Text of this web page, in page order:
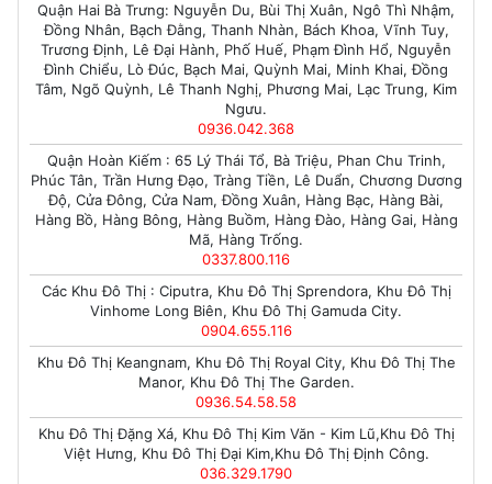
Quận Hai Bà Trưng: Nguyễn Du, Bùi Thị Xuân, Ngô Thì Nhậm,
Đồng Nhân, Bạch Đằng, Thanh Nhàn, Bách Khoa, Vĩnh Tuy,
Trương Định, Lê Đại Hành, Phố Huế, Phạm Đình Hổ, Nguyễn
Đình Chiểu, Lò Đúc, Bạch Mai, Quỳnh Mai, Minh Khai, Đồng
Tâm, Ngõ Quỳnh, Lê Thanh Nghị, Phương Mai, Lạc Trung, Kim
Ngưu.
0936.042.368
Quận Hoàn Kiếm : 65 Lý Thái Tổ, Bà Triệu, Phan Chu Trinh,
Phúc Tân, Trần Hưng Đạo, Tràng Tiền, Lê Duẩn, Chương Dương
Độ, Cửa Đông, Cửa Nam, Đồng Xuân, Hàng Bạc, Hàng Bài,
Hàng Bồ, Hàng Bông, Hàng Buồm, Hàng Đào, Hàng Gai, Hàng
Mã, Hàng Trống.
0337.800.116
Các Khu Đô Thị : Ciputra, Khu Đô Thị Sprendora, Khu Đô Thị
Vinhome Long Biên, Khu Đô Thị Gamuda City.
0904.655.116
Khu Đô Thị Keangnam, Khu Đô Thị Royal City, Khu Đô Thị The
Manor, Khu Đô Thị The Garden.
0936.54.58.58
Khu Đô Thị Đặng Xá, Khu Đô Thị Kim Văn - Kim Lũ,Khu Đô Thị
Việt Hưng, Khu Đô Thị Đại Kim,Khu Đô Thị Định Công.
036.329.1790